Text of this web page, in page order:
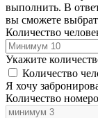
выполнить. В
вы сможете
Количество
Укажите
Количество
Я хочу
Количество